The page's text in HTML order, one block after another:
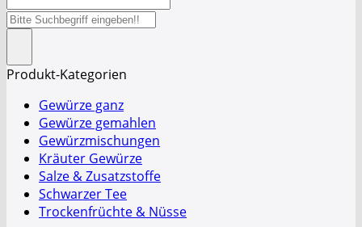
Suche
nach:
Produkt-Kategorien
Gewürze ganz
Gewürze gemahlen
Gewürzmischungen
Kräuter Gewürze
Salze & Zusatzstoffe
Schwarzer Tee
Trockenfrüchte & Nüsse